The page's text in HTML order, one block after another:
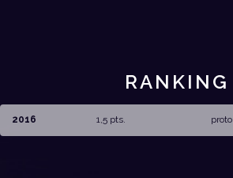
RANKING
2016 1,5 pts. proto